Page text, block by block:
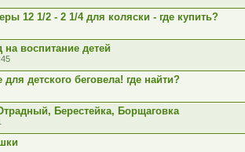
12 1/2 - 2 1/4 для коляски - где купить?
на воспитание детей
детского беговела! где найти?
Берестейка, Борщаговка